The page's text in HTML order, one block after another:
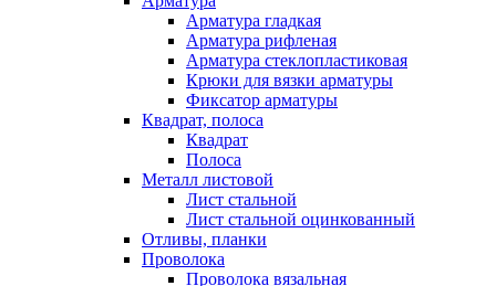
Арматура гладкая
Арматура рифленая
Арматура стеклопластиковая
Крюки для вязки арматуры
Фиксатор арматуры
Квадрат, полоса
Квадрат
Полоса
Металл листовой
Лист стальной
Лист стальной оцинкованный
Отливы, планки
Проволока
Проволока вязальная